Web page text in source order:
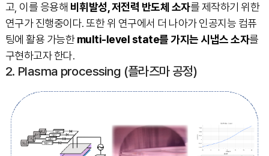
고, 이를 응용해 비휘발성, 저전력 반도체 소자를 제작하기 위한
연구가 진행중이다. 또한 위 연구에서 더 나아가 인공지능 컴퓨
팅에 활용 가능한multi-level state를 가지는 시냅스 소자를
구현하고자 한다.
2. Plasma processing (플라즈마 공정)